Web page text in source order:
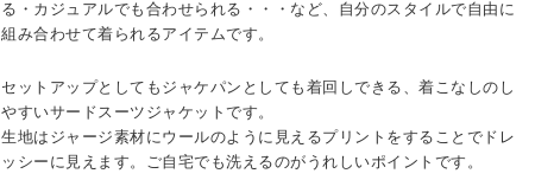
る・カジュアルでも合わせられる・・・など、自分のスタイルで自由に
組み合わせて着られるアイテムです。
セットアップとしてもジャケパンとしても着回しできる、着こなしのし
やすいサードスーツジャケットです。
生地はジャージ素材にウールのように見えるプリントをすることでドレ
ッシーに見えます。ご自宅でも洗えるのがうれしいポイントです。